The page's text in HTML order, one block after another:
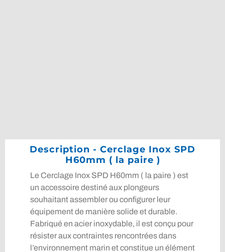
Description - Cerclage Inox SPD
H60mm ( la paire )
Le Cerclage Inox SPD H60mm ( la paire ) est
un accessoire destiné aux plongeurs
souhaitant assembler ou configurer leur
équipement de manière solide et durable.
Fabriqué en acier inoxydable, il est conçu pour
résister aux contraintes rencontrées dans
l’environnement marin et constitue un élément